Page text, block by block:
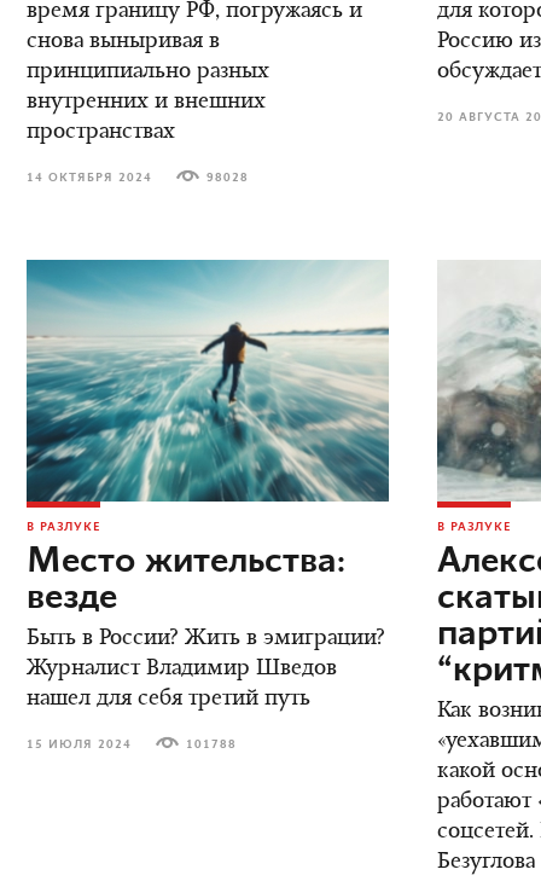
время границу РФ, погружаясь и
снова выныривая в
принципиально разных
внутренних и внешних
пространствах
14 ОКТЯБРЯ 2024 98028
для
Россию
20 АВГУСТА
В РАЗЛУКЕ
Место жительства:
везде
Быть в России? Жить в эмиграции?
Журналист Владимир Шведов
нашел для себя третий путь
15 ИЮЛЯ 2024 101788
В РАЗЛУКЕ
Как
какой
работают